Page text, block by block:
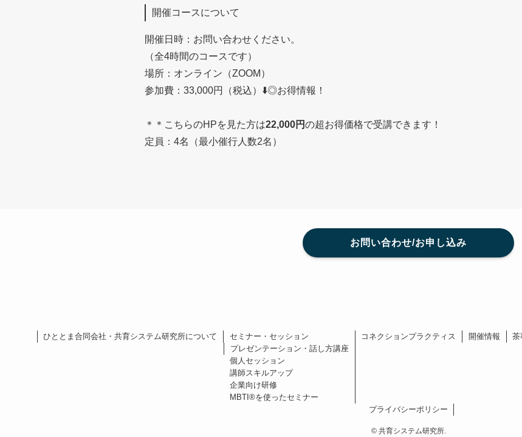
開催コースについて
開催日時：お問い合わせください。
（全4時間のコースです）
場所：オンライン（ZOOM）
参加費：33,000円（税込）⬇️◎お得情報！
＊＊こちらのHPを見た方は22,000円の超お得価格で受講できます！
定員：4名（最小催行人数2名）
お問い合わせ/お申し込み
ひととま合同会社・共育システム研究所について
セミナー・セッション
プレゼンテーション・話し方講座
個人セッション
講師スキルアップ
企業向け研修
MBTI®︎を使ったセミナー
コネクションプラクティス 開催情報 茶
プライバシーポリシー
©共育システム研究所.